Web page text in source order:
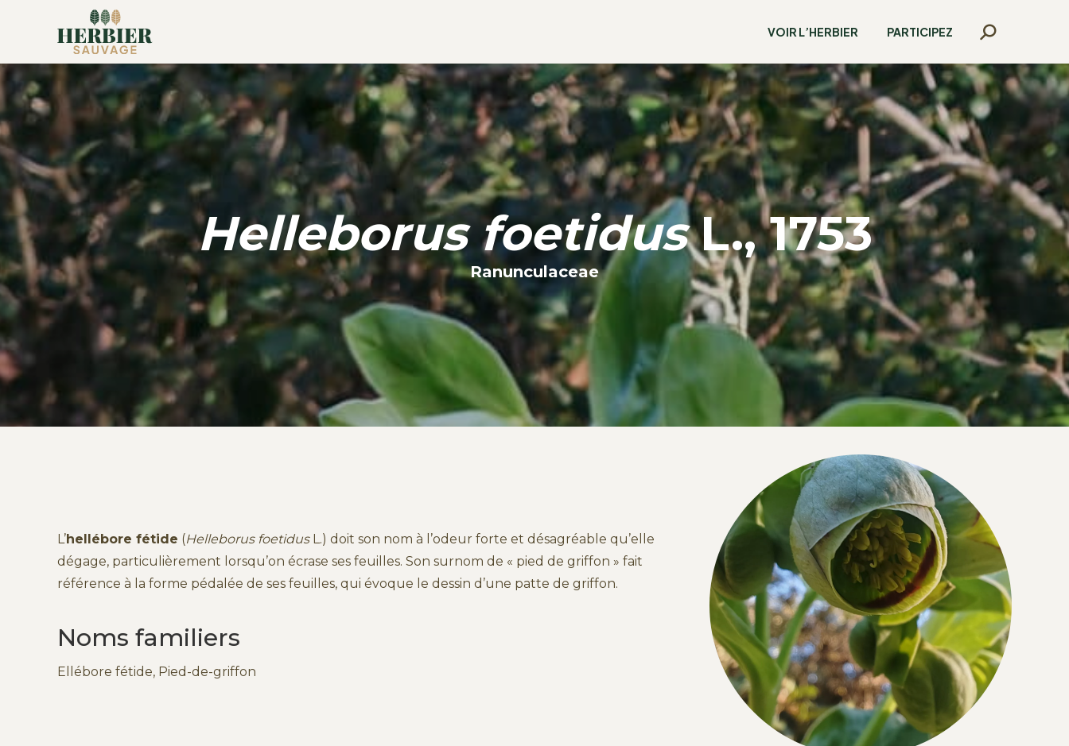
VOIR L’HERBIER PARTICIPEZ
Recherche
Helleborus foetidusL., 1753
Ranunculaceae
L’hellébore fétide (Helleborus foetidusL.) doit son nom à l’odeur forte et désagréable qu’elle
dégage, particulièrement lorsqu’on écrase ses feuilles. Son surnom de « pied de griffon » fait
référence à la forme pédalée de ses feuilles, qui évoque le dessin d’une patte de griffon.
Noms familiers
Ellébore fétide, Pied-de-griffon